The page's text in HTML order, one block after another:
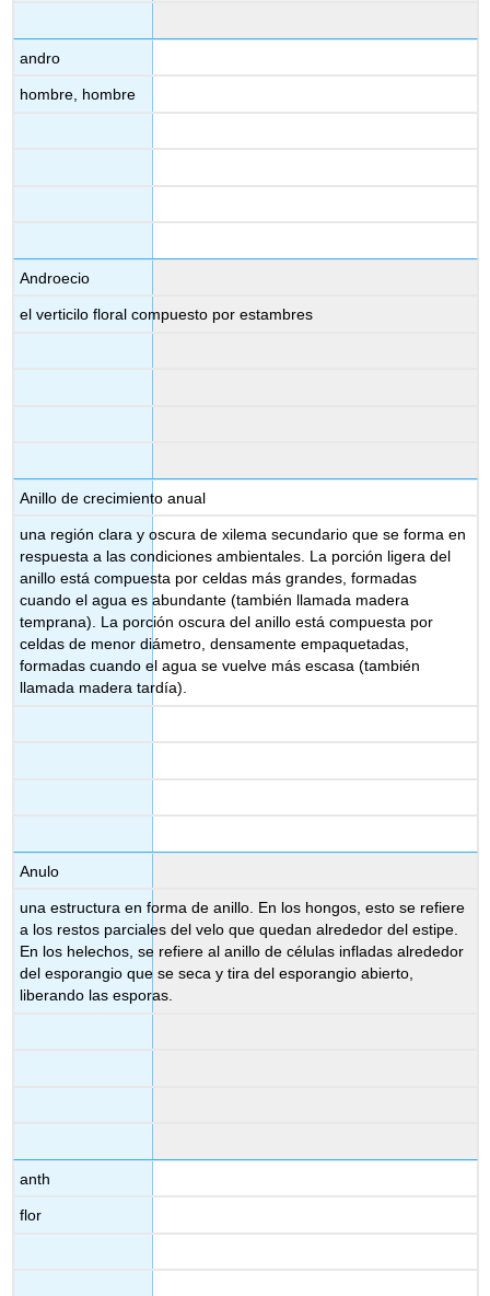
andro
hombre, hombre
Androecio
el verticilo floral compuesto por estambres
Anillo de crecimiento anual
una región clara y oscura de xilema secundario que se forma en
respuesta a las condiciones ambientales. La porción ligera del
anillo está compuesta por celdas más grandes, formadas
cuando el agua es abundante (también llamada madera
temprana). La porción oscura del anillo está compuesta por
celdas de menor diámetro, densamente empaquetadas,
formadas cuando el agua se vuelve más escasa (también
llamada madera tardía).
Anulo
una estructura en forma de anillo. En los hongos, esto se refiere
a los restos parciales del velo que quedan alrededor del estipe.
En los helechos, se refiere al anillo de células infladas alrededor
del esporangio que se seca y tira del esporangio abierto,
liberando las esporas.
anth
flor